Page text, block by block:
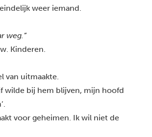
weer iemand.
weg.”
Kinderen.
van uitmaakte.
wilde bij hem blijven, mijn hoofd
voor geheimen. Ik wil niet de